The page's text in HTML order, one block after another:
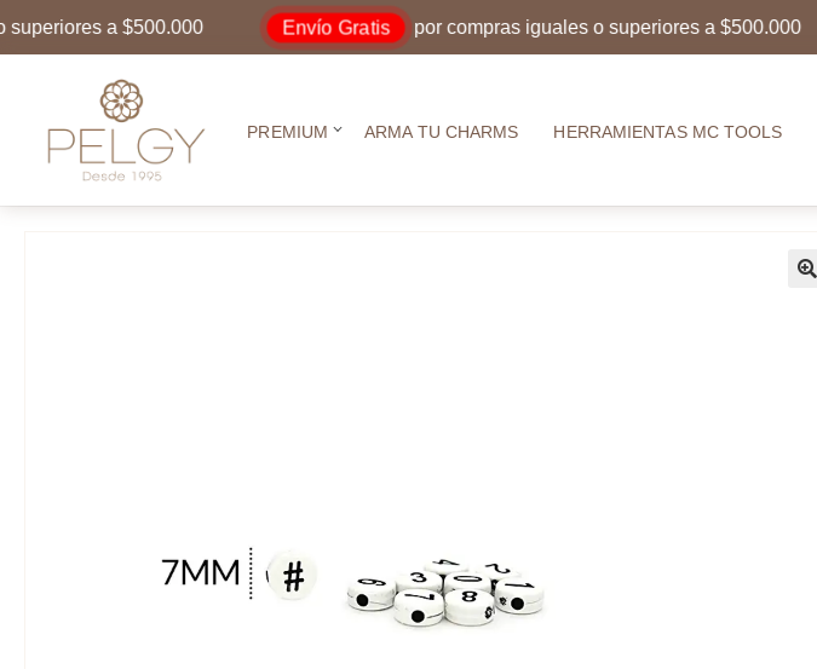
a $500.000 Envío Gratis por compras iguales o superiores a $500.000
PREMIUM ARMA TU CHARMS HERRAMIENTAS MC TOOLS